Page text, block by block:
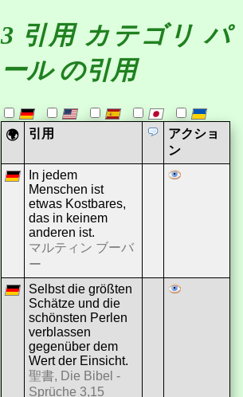
3 引用 カテゴリ パ
ール の引用
🌍 引用
アクショ
ン
In jedem
Menschen ist
etwas Kostbares,
das in keinem
anderen ist.
マルティン ブーバ
ー
Selbst die größten
Schätze und die
schönsten Perlen
verblassen
gegenüber dem
Wert der Einsicht.
聖書, Die Bibel -
Sprüche 3,15